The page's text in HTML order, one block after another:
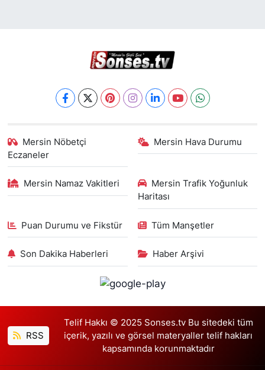
Mersin Nöbetçi
Eczaneler
Mersin Hava Durumu
Mersin Namaz Vakitleri
Mersin Trafik Yoğunluk
Haritası
Puan Durumu ve Fikstür Tüm Manşetler
Son Dakika Haberleri Haber Arşivi
RSS
Telif Hakkı © 2025 Sonses.tv Bu sitedeki tüm
içerik, yazılı ve görsel materyaller telif hakları
kapsamında korunmaktadır